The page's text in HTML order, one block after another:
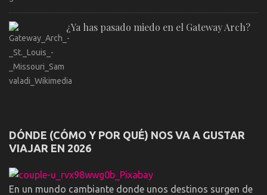
¿Ya has pasado miedo en el Gateway Arch?
DÓNDE (CÓMO Y POR QUÉ) NOS VA A GUSTAR
VIAJAR EN 2026
En un mundo cambiante donde unos destinos surgen de